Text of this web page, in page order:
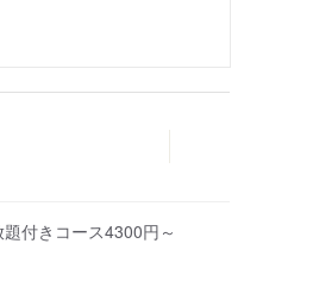
付きコース4300円～